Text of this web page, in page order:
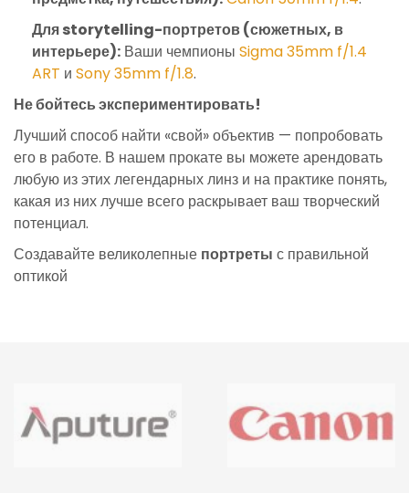
Для storytelling-портретов (сюжетных, в
интерьере): Ваши чемпионы Sigma 35mm f/1.4
ART и Sony 35mm f/1.8.
Не бойтесь экспериментировать!
Лучший способ найти «свой» объектив — попробовать
его в работе. В нашем прокате вы можете арендовать
любую из этих легендарных линз и на практике понять,
какая из них лучше всего раскрывает ваш творческий
потенциал.
Создавайте великолепные портреты с правильной
оптикой